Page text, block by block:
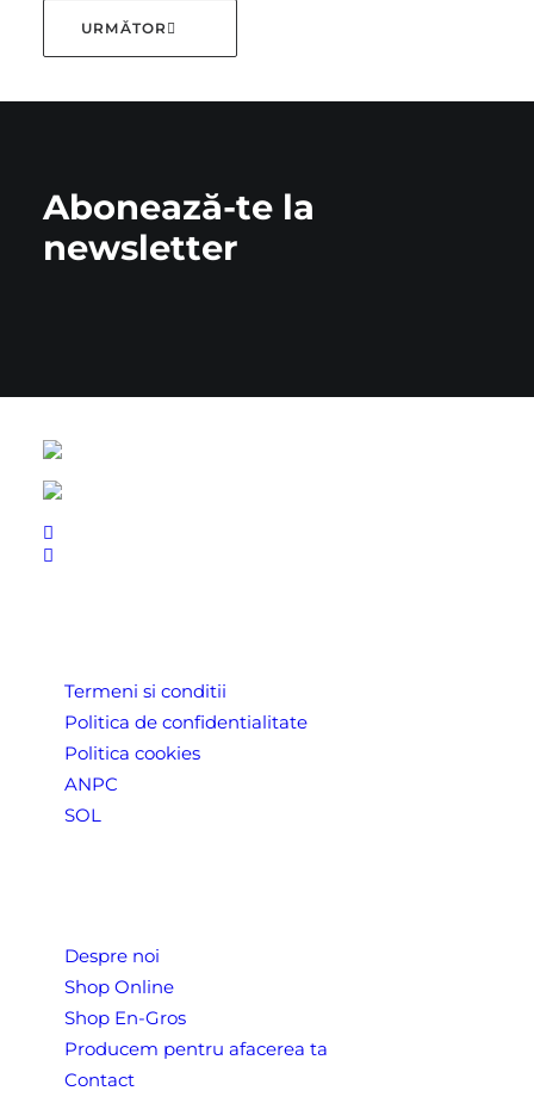
URMĂTOR
Abonează-te la
newsletter
Termeni si conditii
Politica de confidentialitate
Politica cookies
ANPC
SOL
Despre noi
Shop Online
Shop En-Gros
Producem pentru afacerea ta
Contact